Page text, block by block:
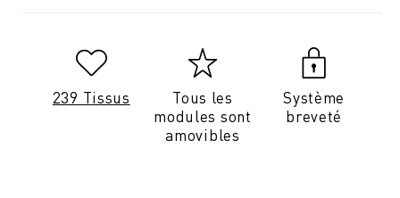
239 Tissus
Tous les
modules sont
amovibles
Système
breveté